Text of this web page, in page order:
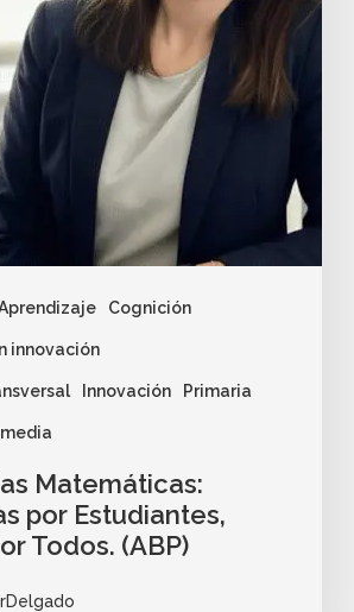
Cognición
innovación
Innovación Primaria
Matemáticas:
por Estudiantes,
Todos. (ABP)